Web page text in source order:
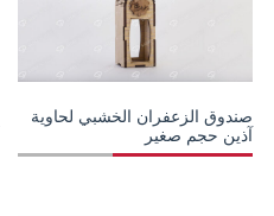
صندوق الزعفران الخشبي لحاوية
آذين حجم صغير